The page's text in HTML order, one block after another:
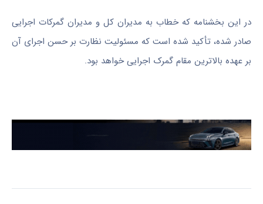
در این بخشنامه که خطاب به مدیران کل و مدیران گمرکات اجرایی
صادر شده، تأکید شده است که مسئولیت نظارت بر حسن اجرای آن
بر عهده بالاترین مقام گمرک اجرایی خواهد بود.